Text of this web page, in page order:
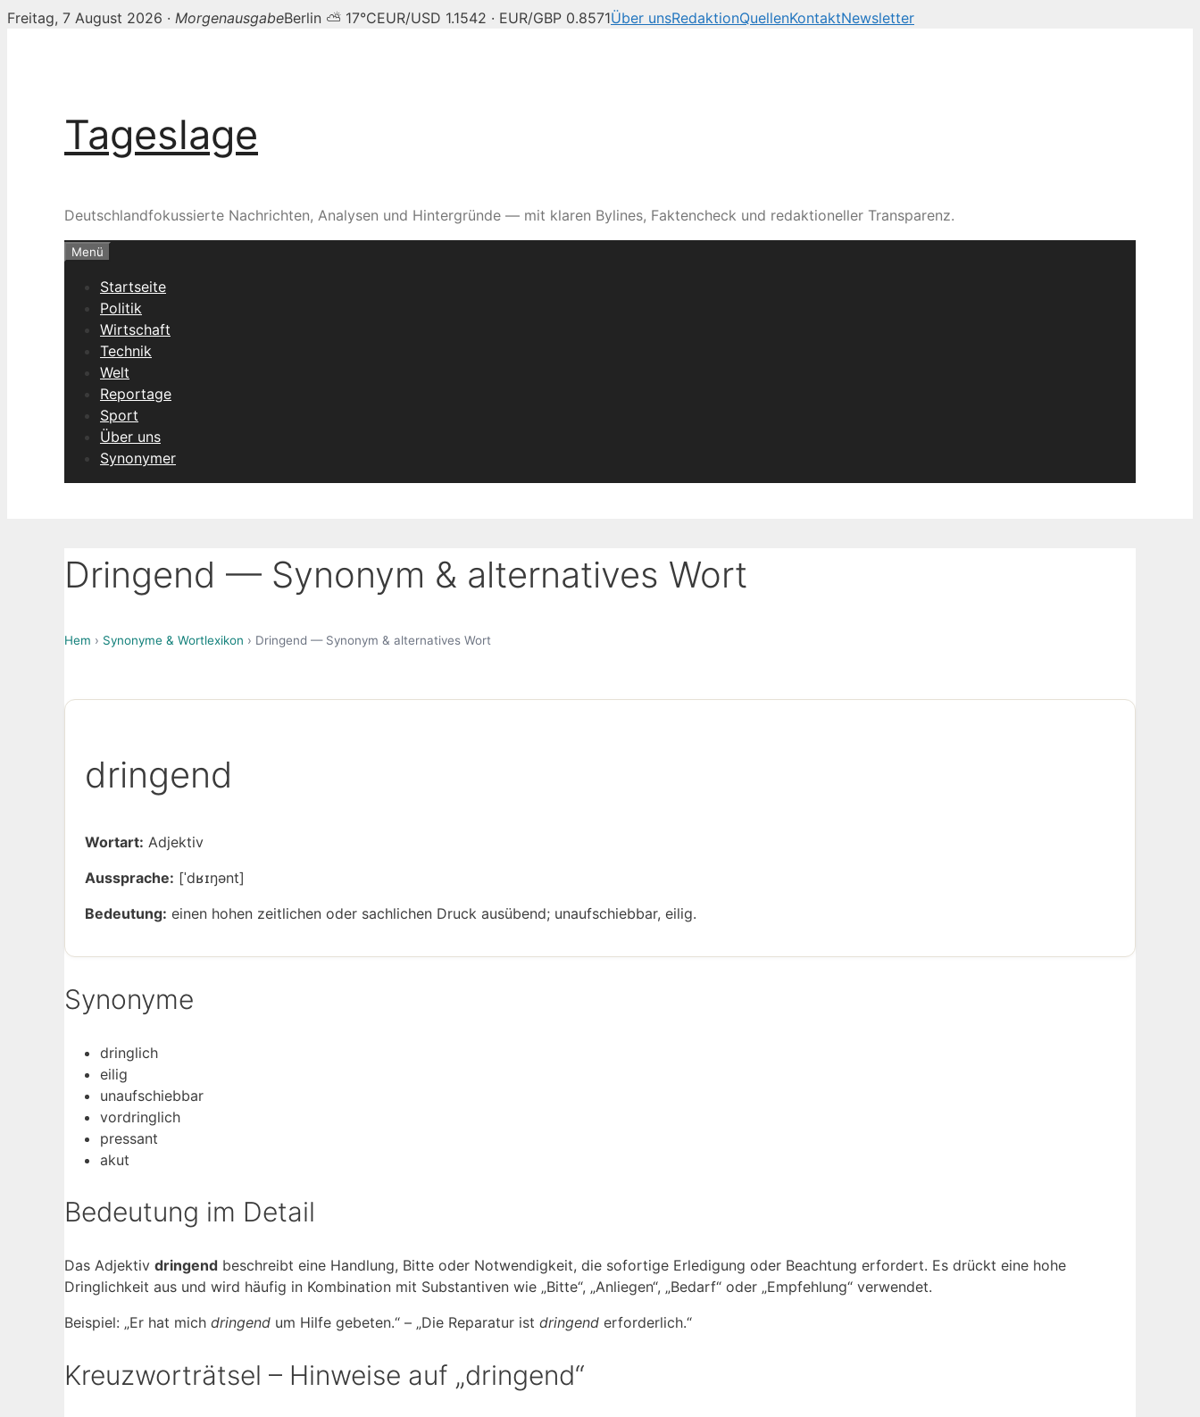
Freitag, 7 August 2026 · MorgenausgabeBerlin ⛅ 17°CEUR/USD 1.1542 · EUR/GBP 0.8571Über unsRedaktionQuellenKontaktNewsletter
Tageslage
Deutschlandfokussierte Nachrichten, Analysen und Hintergründe — mit klaren Bylines, Faktencheck und redaktioneller Transparenz.
Menü
Startseite
Politik
Wirtschaft
Technik
Welt
Reportage
Sport
Über uns
Synonymer
Dringend — Synonym & alternatives Wort
Hem › Synonyme & Wortlexikon › Dringend — Synonym & alternatives Wort
dringend
Wortart: Adjektiv
Aussprache: [ˈdʁɪŋənt]
Bedeutung: einen hohen zeitlichen oder sachlichen Druck ausübend; unaufschiebbar, eilig.
Synonyme
dringlich
eilig
unaufschiebbar
vordringlich
pressant
akut
Bedeutung im Detail
Das Adjektiv dringend beschreibt eine Handlung, Bitte oder Notwendigkeit, die sofortige Erledigung oder Beachtung erfordert. Es drückt eine hohe
Dringlichkeit aus und wird häufig in Kombination mit Substantiven wie „Bitte“, „Anliegen“, „Bedarf“ oder „Empfehlung“ verwendet.
Beispiel: „Er hat mich dringend um Hilfe gebeten.“ – „Die Reparatur ist dringend erforderlich.“
Kreuzworträtsel – Hinweise auf „dringend“